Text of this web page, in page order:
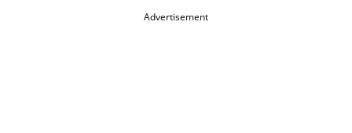
Advertisement